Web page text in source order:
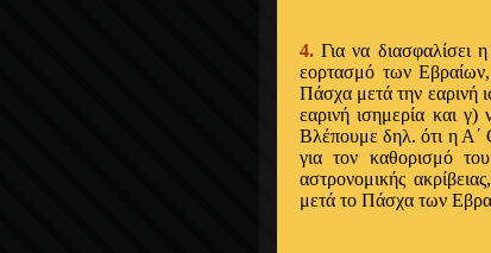
4.Για να διασφαλίσει
εορτασμό των Εβραίων,
Πάσχα μετά την εαρινή
εαρινή ισημερία και
Βλέπουμε δηλ. ότι η Α΄
για τον καθορισμό
αστρονομικής
μετά το Πάσχα των